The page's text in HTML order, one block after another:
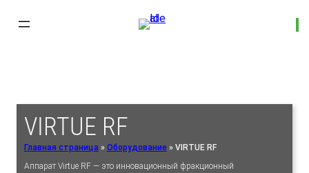
VIRTUE RF
Главная страница » Оборудование » VIRTUE RF
Аппарат Virtue RF — это инновационный фракционный